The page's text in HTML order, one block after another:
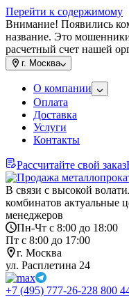
Перейти к содержимому
Внимание! Появились
название. Это
расчетный счет нашей
г. Москва
О компании
Оплата
Доставка
Услуги
Контакты
Рассчитайте свой заказ
В связи с высокой
комбинатов актуальные
менеджеров
Пн-Чт с 8:00 до 18:00
Пт с 8:00 до 17:00
г. Москва
ул. Расплетина 24
+7 (495) 777-26-228 800